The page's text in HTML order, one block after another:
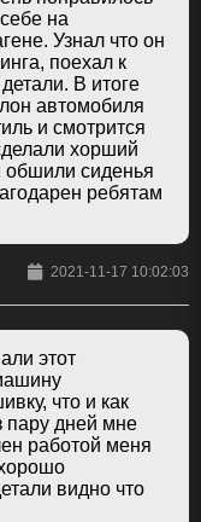
на
Узнал что он
поехал к
В итоге
автомобиля
и смотрится
хорший
обшили сиденья
ребятам
2021-11-17 10:02:03
этот
что и как
пару дней мне
работой меня
видно что